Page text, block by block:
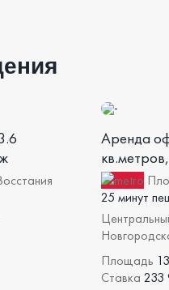
Аренда
25 минут
Площадь
Ставка 233